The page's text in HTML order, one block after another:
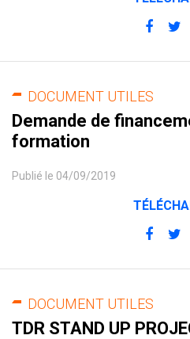
DOCUMENT UTILES
Demande de
formation
Publié le 04/09/2019
DOCUMENT UTILES
TDR STAND UP